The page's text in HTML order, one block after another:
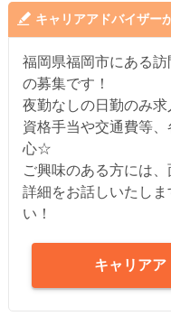
キャリアアドバイザー
福岡県福岡市にある
の募集です！
夜勤なしの日勤のみ求
資格手当や交通費等
心☆
ご興味のある方には
詳細をお話しいたし
い！
キャリアア